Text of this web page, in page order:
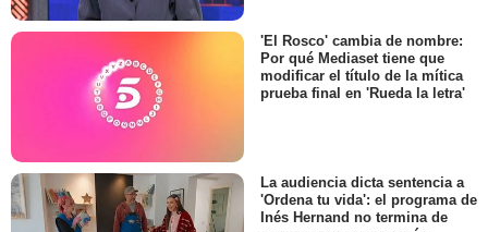
'El Rosco' cambia de nombre:
Por qué Mediaset tiene que
modificar el título de la mítica
prueba final en 'Rueda la letra'
La audiencia dicta sentencia a
'Ordena tu vida': el programa de
Inés Hernand no termina de